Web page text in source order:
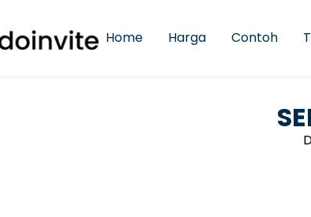
Home Harga Contoh